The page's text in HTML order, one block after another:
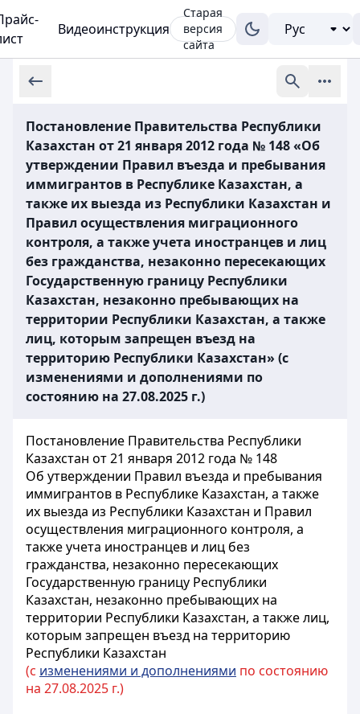
Видеоинструкция
Старая
версия
сайта
Постановление Правительства Республики
Казахстан от 21 января 2012 года № 148 «Об
утверждении Правил въезда и пребывания
иммигрантов в Республике Казахстан, а
также их выезда из Республики Казахстан и
Правил осуществления миграционного
контроля, а также учета иностранцев и лиц
без гражданства, незаконно пересекающих
Государственную границу Республики
Казахстан, незаконно пребывающих на
территории Республики Казахстан, а также
лиц, которым запрещен въезд на
территорию Республики Казахстан» (с
изменениями и дополнениями по
состоянию на 27.08.2025 г.)
Постановление Правительства Республики
Казахстан от 21 января 2012 года № 148
Об утверждении Правил въезда и пребывания
иммигрантов в Республике Казахстан, а также
их выезда из Республики Казахстан и Правил
осуществления миграционного контроля, а
также учета иностранцев и лиц без
гражданства, незаконно пересекающих
Государственную границу Республики
Казахстан, незаконно пребывающих на
территории Республики Казахстан, а также лиц,
которым запрещен въезд на территорию
Республики Казахстан
(с изменениями и дополнениями по состоянию
на 27.08.2025 г.)